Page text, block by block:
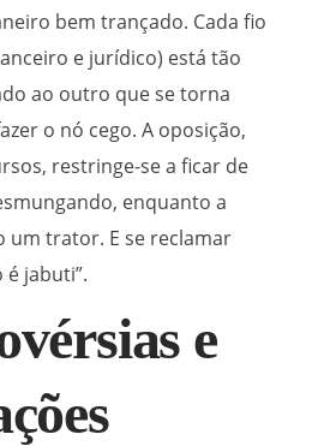
bem trançado. Cada fio
e jurídico) está tão
ao outro que se torna
o nó cego. A oposição,
restringe-se a ficar de
enquanto a
um trator. E se reclamar
é jabuti”.
e